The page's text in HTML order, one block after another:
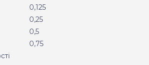
0,125
0,25
0,5
0,75